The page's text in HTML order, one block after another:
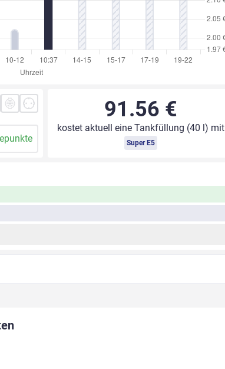
91.56 €
kostet aktuell eine Tankfüllung (40 l) mit
Super E5